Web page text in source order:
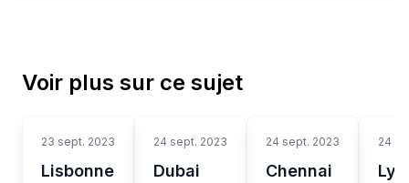
Voir plus sur ce sujet
23 sept. 2023
Lisbonne
24 sept. 2023
Dubai
24 sept. 2023
Chennai
24